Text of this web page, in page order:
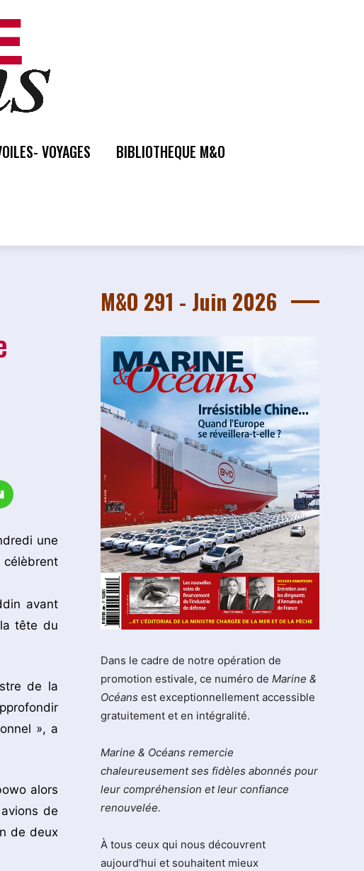
VOYAGES BIBLIOTHEQUE M&O
une
avant
tête du
de la
», a
alors
de
de deux
M&O 291 - Juin 2026
Dans le cadre de notre opération de
promotion estivale, ce numéro de Marine &
Océans est exceptionnellement accessible
gratuitement et en intégralité.
Marine & Océans remercie
chaleureusement ses fidèles abonnés pour
leur compréhension et leur confiance
renouvelée.
À tous ceux qui nous découvrent
aujourd'hui et souhaitent mieux